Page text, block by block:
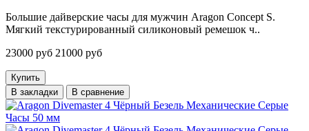
Большие дайверские часы для мужчин Aragon Concept S.
Мягкий текстурированный силиконовый ремешок ч..
23000 руб 21000 руб
Купить
В закладки
В сравнение